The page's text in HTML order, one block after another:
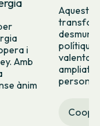
i
Amb
ànim
Aquest
valenta